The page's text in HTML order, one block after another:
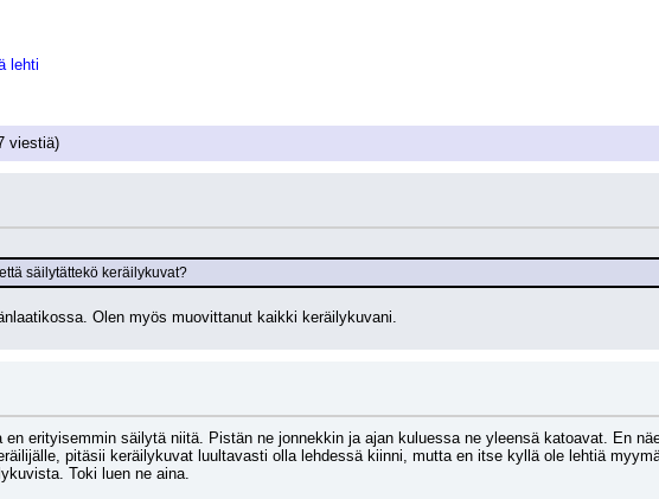
lehti
viestiä)
säilytättekö keräilykuvat?
Olen myös muovittanut kaikki keräilykuvani.
erityisemmin säilytä niitä. Pistän ne jonnekkin ja ajan kuluessa ne yleensä katoavat. En
pitäsii keräilykuvat luultavasti olla lehdessä kiinni, mutta en itse kyllä ole lehtiä
Toki luen ne aina.